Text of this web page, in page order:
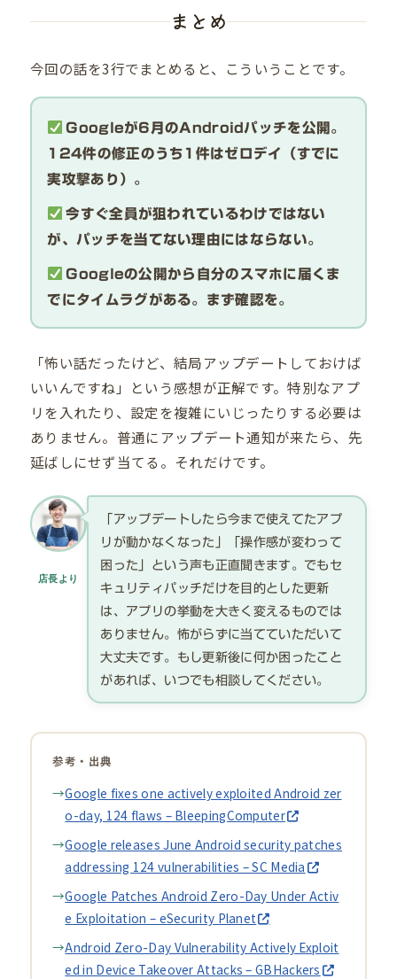
まとめ
今回の話を3行でまとめると、こういうことです。
Googleが6月のAndroidパッチを公開。
124件の修正のうち1件はゼロデイ（すでに
実攻撃あり）。
今すぐ全員が狙われているわけではない
が、パッチを当てない理由にはならない。
Googleの公開から自分のスマホに届くま
でにタイムラグがある。まず確認を。
「怖い話だったけど、結局アップデートしておけば
いいんですね」という感想が正解です。特別なアプ
リを入れたり、設定を複雑にいじったりする必要は
ありません。普通にアップデート通知が来たら、先
延ばしにせず当てる。それだけです。
店長より
「アップデートしたら今まで使えてたアプ
リが動かなくなった」「操作感が変わって
困った」という声も正直聞きます。でもセ
キュリティパッチだけを目的とした更新
は、アプリの挙動を大きく変えるものでは
ありません。怖がらずに当てていただいて
大丈夫です。もし更新後に何か困ったこと
があれば、いつでも相談してください。
参考・出典
Google fixes one actively exploited Android zer
o-day, 124 flaws – BleepingComputer
Google releases June Android security patches
addressing 124 vulnerabilities – SC Media
Google Patches Android Zero-Day Under Activ
e Exploitation – eSecurity Planet
Android Zero-Day Vulnerability Actively Exploit
ed in Device Takeover Attacks – GBHackers